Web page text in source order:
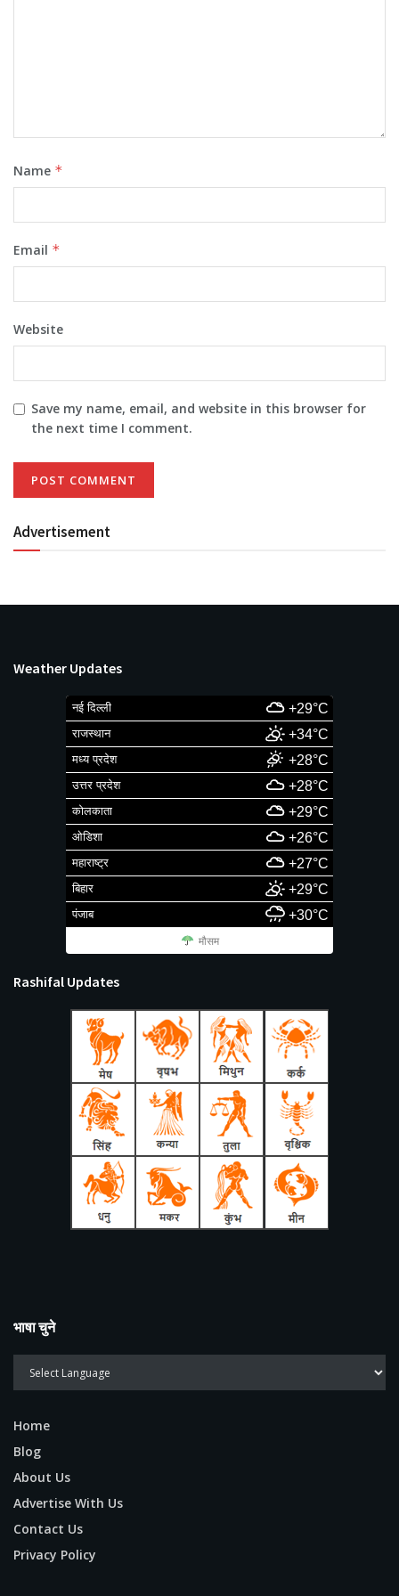
Name *
Email *
Website
Save my name, email, and website in this browser for
the next time I comment.
Advertisement
Weather Updates
नई दिल्ली +29°C
राजस्थान +34°C
मध्य प्रदेश +28°C
उत्तर प्रदेश +28°C
कोलकाता +29°C
ओडिशा +26°C
महाराष्ट्र +27°C
बिहार +29°C
पंजाब +30°C
मौसम
Rashifal Updates
भाषा चुने
Home
Blog
About Us
Advertise With Us
Contact Us
Privacy Policy